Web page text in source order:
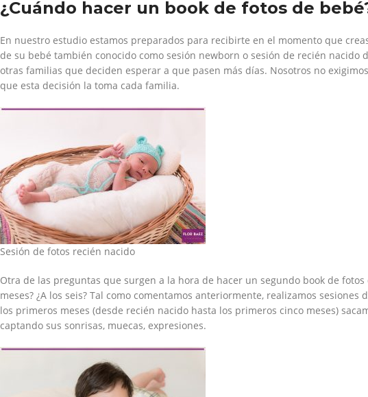
¿Cuándo hacer un book de fotos de
En nuestro estudio estamos preparados para recibirte en el momento que
de su bebé también conocido como sesión newborn o sesión de recién
otras familias que deciden esperar a que pasen más días. Nosotros no
que esta decisión la toma cada familia.
Sesión de fotos recién nacido
Otra de las preguntas que surgen a la hora de hacer un segundo book de fotos
meses? ¿A los seis? Tal como comentamos anteriormente, realizamos
los primeros meses (desde recién nacido hasta los primeros cinco meses)
captando sus sonrisas, muecas, expresiones.